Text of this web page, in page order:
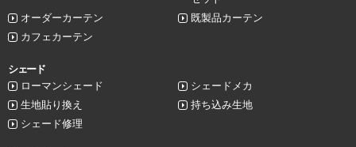
オーダーカーテン
既製品カーテン
カフェカーテン
シェード
ローマンシェード
シェードメカ
生地貼り換え
持ち込み生地
シェード修理